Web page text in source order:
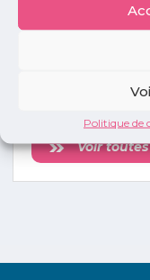
Politique de
Voir